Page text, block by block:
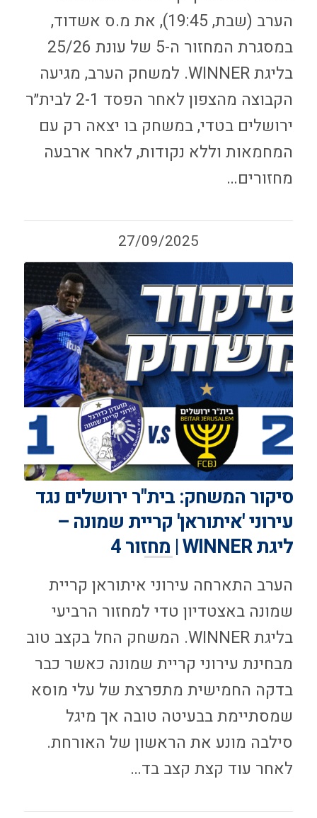
הערב (שבת, 19:45), את מ.ס אשדוד,
במסגרת המחזור ה-5 של עונת 25/26
בליגת WINNER. למשחק הערב, מגיעה
הקבוצה מהצפון לאחר הפסד 2-1 לבית״ר
ירושלים בטדי, במשחק בו יצאה רק עם
המחמאות וללא נקודות, לאחר ארבעה
מחזורים…
27/09/2025
סיקור המשחק: בית"ר ירושלים נגד
עירוני 'איתוראן' קריית שמונה –
ליגת WINNER | מחזור 4
הערב התארחה עירוני איתוראן קריית
שמונה באצטדיון טדי למחזור הרביעי
בליגת WINNER. המשחק החל בקצב טוב
מבחינת עירוני קריית שמונה כאשר כבר
בדקה החמישית מתפרצת של עלי מוסא
שמסתיימת בבעיטה טובה אך מיגל
סילבה מונע את הראשון של האורחת.
לאחר עוד קצת קצב בד…